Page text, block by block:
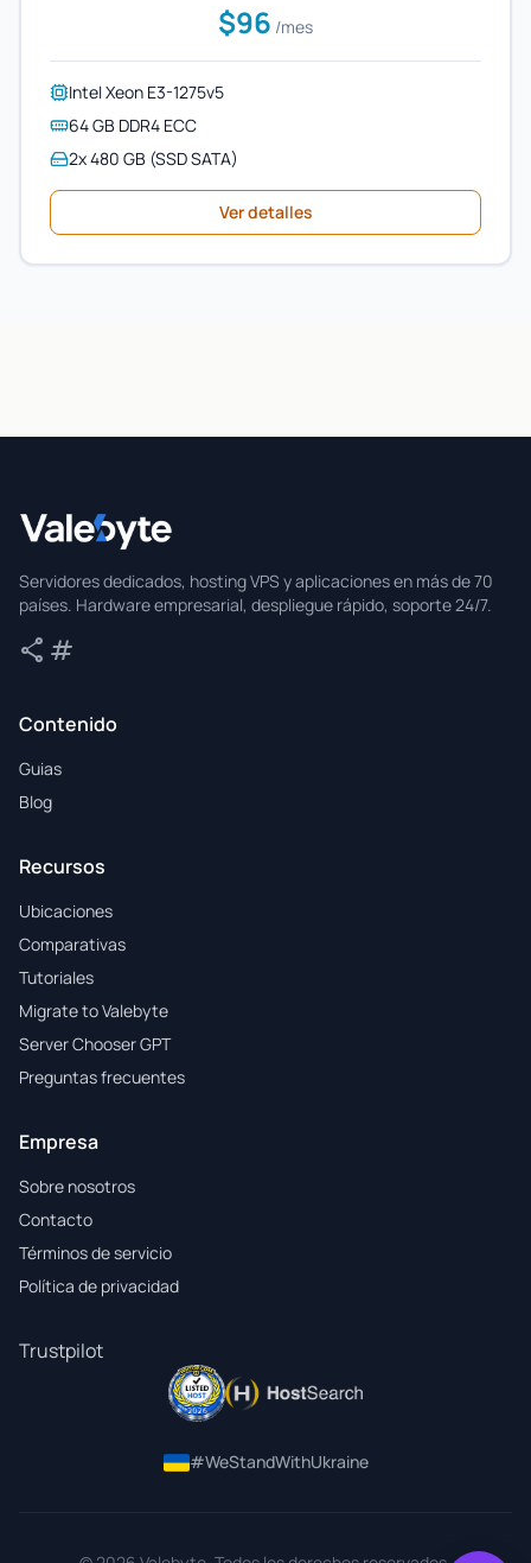
$96 /mes
Intel Xeon E3-1275v5
64 GB DDR4 ECC
2x 480 GB (SSD SATA)
Ver detalles
Servidores dedicados, hosting VPS y aplicaciones en más de 70
países. Hardware empresarial, despliegue rápido, soporte 24/7.
share Compartir
tag
Contenido
Guias
Blog
Recursos
Ubicaciones
Comparativas
Tutoriales
Migrate to Valebyte
Server Chooser GPT
Preguntas frecuentes
Empresa
Sobre nosotros
Contacto
Términos de servicio
Política de privacidad
Trustpilot
#WeStandWithUkraine